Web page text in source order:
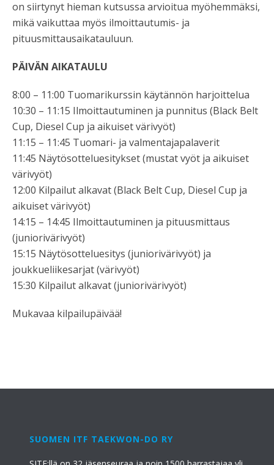
on siirtynyt hieman kutsussa arvioitua myöhemmäksi,
mikä vaikuttaa myös ilmoittautumis- ja
pituusmittausaikatauluun.
PÄIVÄN AIKATAULU
8:00 – 11:00 Tuomarikurssin käytännön harjoittelua
10:30 – 11:15 Ilmoittautuminen ja punnitus (Black Belt
Cup, Diesel Cup ja aikuiset värivyöt)
11:15 – 11:45 Tuomari- ja valmentajapalaverit
11:45 Näytösotteluesitykset (mustat vyöt ja aikuiset
värivyöt)
12:00 Kilpailut alkavat (Black Belt Cup, Diesel Cup ja
aikuiset värivyöt)
14:15 – 14:45 Ilmoittautuminen ja pituusmittaus
(juniorivärivyöt)
15:15 Näytösotteluesitys (juniorivärivyöt) ja
joukkueliikesarjat (värivyöt)
15:30 Kilpailut alkavat (juniorivärivyöt)
Mukavaa kilpailupäivää!
SUOMEN ITF TAEKWON-DO RY